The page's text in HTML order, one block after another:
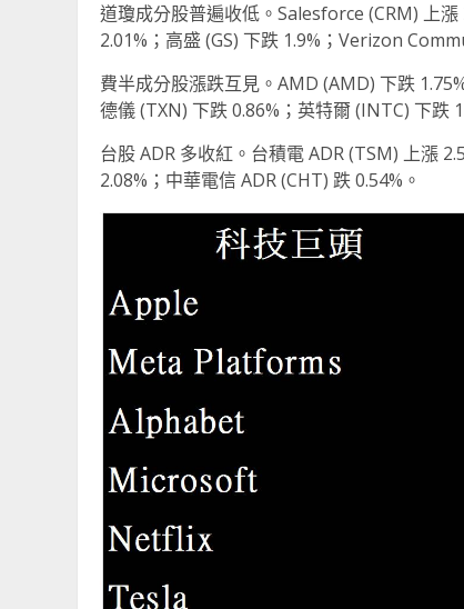
道瓊成分股普遍收低。Salesforce (CRM) 上
2.01%；高盛 (GS) 下跌 1.9%；Verizon
費半成分股漲跌互見。AMD (AMD) 下跌
德儀 (TXN) 下跌 0.86%；英特爾 (INTC) 下跌
台股 ADR 多收紅。台積電 ADR (TSM) 上漲
2.08%；中華電信 ADR (CHT) 跌 0.54%。